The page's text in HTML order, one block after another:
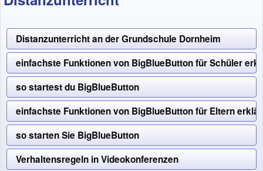
Distanzunterricht an der Grundschule Dornheim
einfachste Funktionen von BigBlueButton für Schüler
so startest du BigBlueButton
einfachste Funktionen von BigBlueButton für Eltern
so starten Sie BigBlueButton
Verhaltensregeln in Videokonferenzen